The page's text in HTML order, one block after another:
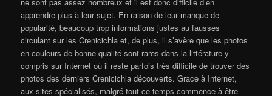
apprendre plus à leur sujet. En raison de leur manque de
popularité, beaucoup trop informations justes au fausses
circulant sur les Crenicichla et, de plus, il s’avère que les photos
en couleurs de bonne qualité sont rares dans la littérature y
compris sur Internet où il reste parfois très difficile de trouver des
photos des derniers Crenicichla découverts. Grace à Internet,
aux sites spécialisés, malgré tout ce temps commence à être